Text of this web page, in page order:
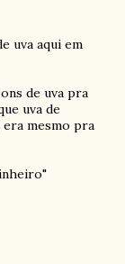
uva aqui em
de uva pra
uva de
mesmo pra